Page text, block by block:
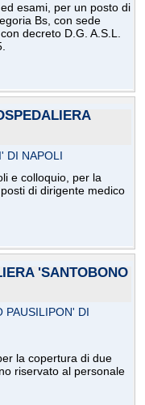
esami, per un posto di
Bs, con sede
decreto D.G. A.S.L.
DI NAPOLI
e colloquio, per la
di dirigente medico
'SANTOBONO
PAUSILIPON' DI
la copertura di due
riservato al personale